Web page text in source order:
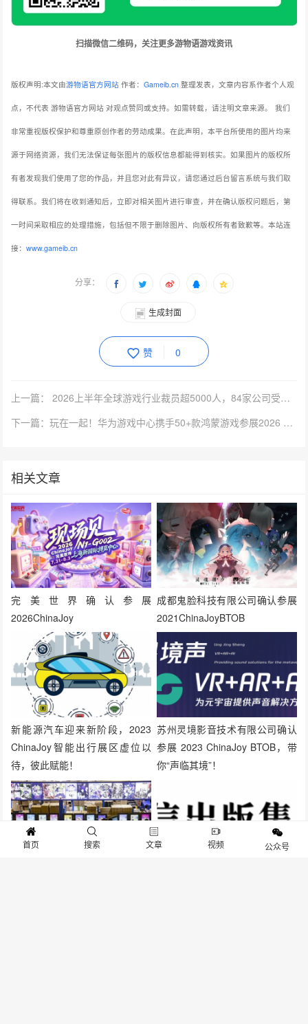
扫描微信二维码，关注更多游物语游戏资讯
版权声明:本文由游物语官方网站 作者：Gameib.cn 整理发表，文章内容系作者个人观
点，不代表 游物语官方网站 对观点赞同或支持。如需转载，请注明文章来源。 我们
非常重视版权保护和尊重原创作者的劳动成果。在此声明，本平台所使用的图片均来
源于网络资源，我们无法保证每张图片的版权信息都能得到核实。如果图片的版权所
有者发现我们使用了您的作品，并且您对此有异议，请您通过后台留言系统与我们取
得联系。我们将在收到通知后，立即对相关图片进行审查，并在确认版权问题后，第
一时间采取相应的处理措施，包括但不限于删除图片、向版权所有者致歉等。本站连
接：www.gameib.cn
分享：
生成封面
赞 0
上一篇： 2026上半年全球游戏行业裁员超5000人，84家公司受影响
下一篇：玩在一起！华为游戏中心携手50+款鸿蒙游戏参展2026 ChinaJoy
相关文章
完美世界确认参展
2026ChinaJoy
成都鬼脸科技有限公司确认参展
2021ChinaJoyBTOB
新能源汽车迎来新阶段，2023
ChinaJoy智能出行展区虚位以
待，彼此赋能！
苏州灵境影音技术有限公司确认
参展 2023 ChinaJoy BTOB，带
你“声临其境”！
首页 搜索 文章 视频 公众号